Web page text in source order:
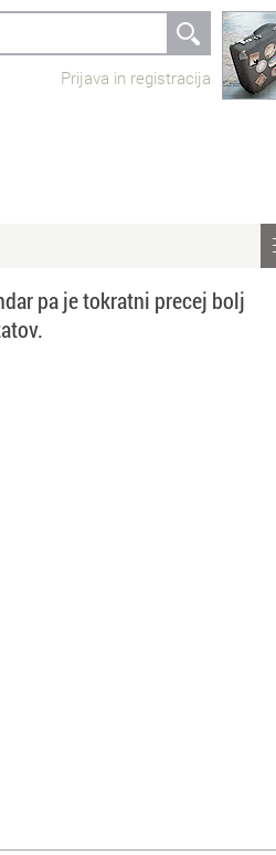
Prijava in registracija
pa je tokratni precej bolj